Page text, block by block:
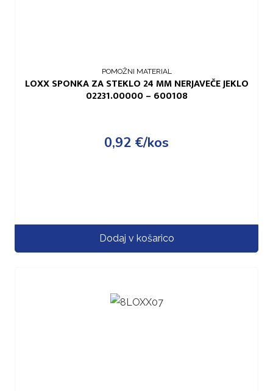
POMOŽNI MATERIAL
LOXX SPONKA ZA STEKLO 24 MM NERJAVEČE JEKLO
02231.00000 – 600108
0,92 €/kos
Dodaj v košarico